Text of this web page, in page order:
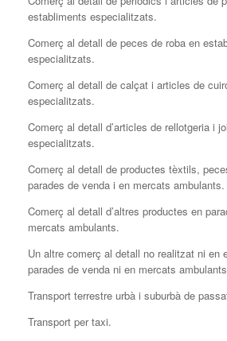
establiments especialitzats.
Comerç al detall de peces de roba en
especialitzats.
Comerç al detall de calçat i articles de
especialitzats.
Comerç al detall d’articles de rellotgeria i
especialitzats.
Comerç al detall de productes tèxtils,
parades de venda i en mercats ambulants.
Comerç al detall d’altres productes en
mercats ambulants.
Un altre comerç al detall no realitzat ni en
parades de venda ni en mercats
Transport terrestre urbà i suburbà de
Transport per taxi.